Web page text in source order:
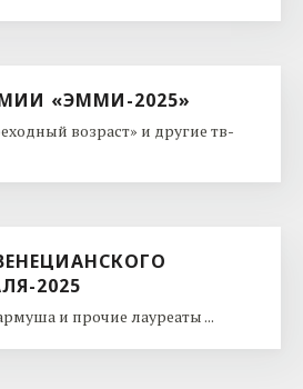
«ЭММИ-2025»
возраст» и другие тв-
2025
и прочие лауреаты ...